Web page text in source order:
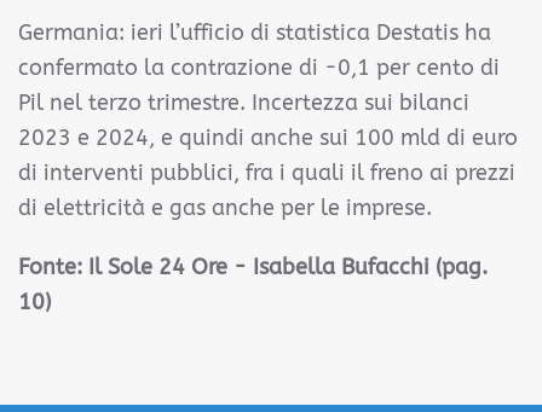
Germania: ieri l’ufficio di statistica Destatis ha
confermato la contrazione di -0,1 per cento di
Pil nel terzo trimestre. Incertezza sui bilanci
2023 e 2024, e quindi anche sui 100 mld di euro
di interventi pubblici, fra i quali il freno ai prezzi
di elettricità e gas anche per le imprese.
Fonte: Il Sole 24 Ore - Isabella Bufacchi (pag.
10)